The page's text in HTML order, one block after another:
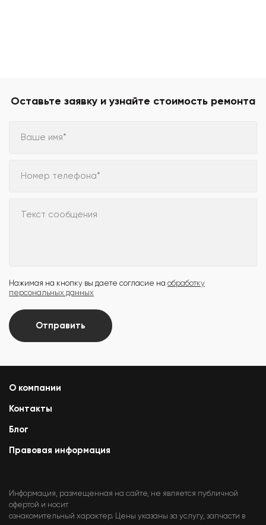
Оставьте заявку и узнайте стоимость ремонта
Ваше имя*
Номер телефона*
Текст сообщения
Нажимая на кнопку вы даете согласие на обработку
персональных данных
Отправить
О компании
Контакты
Блог
Правовая информация
Информация, размещенная на сайте, не является публичной
офертой и носит
ознакомительный характер. Цены указаны за услугу, запчасти в